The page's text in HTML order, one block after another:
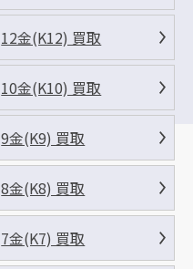
12金(K12) 買取
10金(K10) 買取
9金(K9) 買取
8金(K8) 買取
7金(K7) 買取